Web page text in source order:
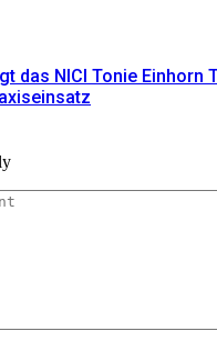
das NICI Tonie Einhorn